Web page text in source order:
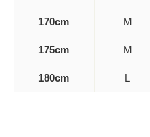
170cm M
175cm M
180cm L